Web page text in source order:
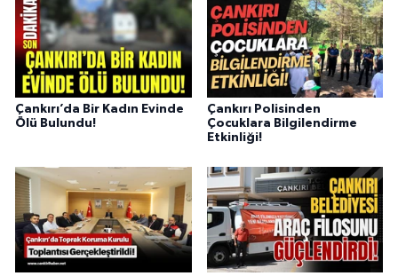
Çankırı’da Bir Kadın Evinde
Ölü Bulundu!
Çankırı Polisinden
Çocuklara Bilgilendirme
Etkinliği!